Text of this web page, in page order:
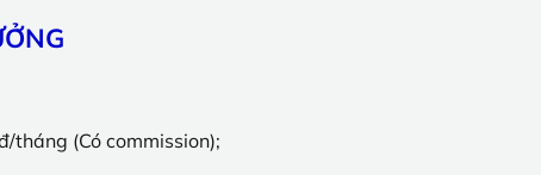
tháng (Có commission);